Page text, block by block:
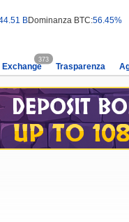
BDominanza BTC:56.45%
Exchange
373
Trasparenza